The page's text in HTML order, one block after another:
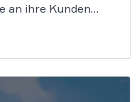
an ihre Kunden
in
möchte nun
Banken […]